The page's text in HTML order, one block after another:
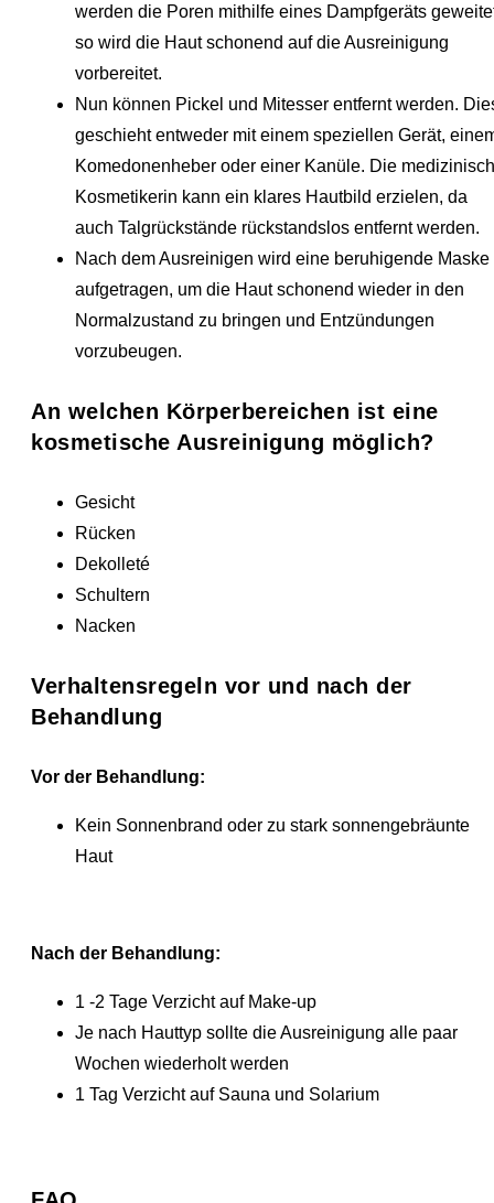
werden die Poren mithilfe eines Dampfgeräts
so wird die Haut schonend auf die Ausreinigung
vorbereitet.
Nun können Pickel und Mitesser entfernt werden.
geschieht entweder mit einem speziellen Gerät,
Komedonenheber oder einer Kanüle. Die
Kosmetikerin kann ein klares Hautbild erzielen, da
auch Talgrückstände rückstandslos entfernt werden.
Nach dem Ausreinigen wird eine beruhigende Maske
aufgetragen, um die Haut schonend wieder in den
Normalzustand zu bringen und Entzündungen
vorzubeugen.
An welchen Körperbereichen ist eine
kosmetische Ausreinigung möglich?
Gesicht
Rücken
Dekolleté
Schultern
Nacken
Verhaltensregeln vor und nach der
Behandlung
Vor der Behandlung:
Kein Sonnenbrand oder zu stark sonnengebräunte
Haut
Nach der Behandlung:
1 -2 Tage Verzicht auf Make-up
Je nach Hauttyp sollte die Ausreinigung alle paar
Wochen wiederholt werden
1 Tag Verzicht auf Sauna und Solarium